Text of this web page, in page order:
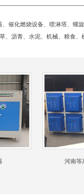
催化燃烧设备、喷淋塔、螺
沥青、水泥、机械、粮食、
河南等离